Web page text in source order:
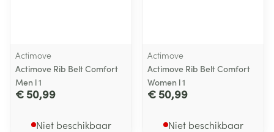
Actimove
Actimove Rib Belt Comfort
Men l 1
€ 50,99
Niet beschikbaar
Actimove
Actimove Rib Belt Comfort
Women l 1
€ 50,99
Niet beschikbaar